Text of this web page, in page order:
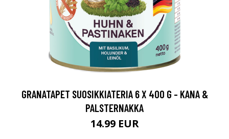
GRANATAPET SUOSIKKIATERIA 6 X 400 G - KANA &
PALSTERNAKKA
14.99 EUR